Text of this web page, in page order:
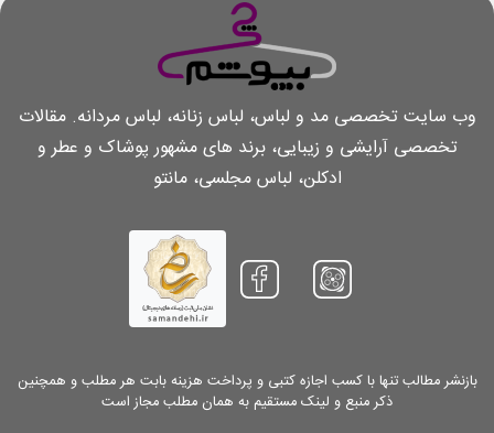
وب سایت تخصصی مد و لباس، لباس زنانه، لباس مردانه. مقالات
تخصصی آرایشی و زیبایی، برند های مشهور پوشاک و عطر و
ادکلن، لباس مجلسی، مانتو
بازنشر مطالب تنها با کسب اجازه کتبی و پرداخت هزینه بابت هر مطلب و همچنین
ذکر منبع و لینک مستقیم به همان مطلب مجاز است